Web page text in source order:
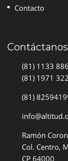
Contacto
Contáctanos
(81) 1133
(81) 1971
(81)
Ramón
Col. Centro,
CP 64000